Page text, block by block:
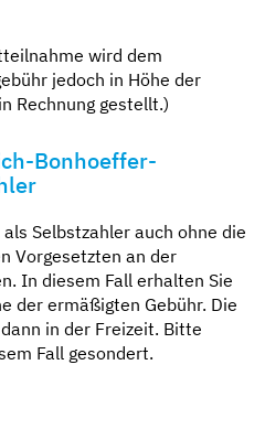
wird dem
jedoch in Höhe der
Rechnung gestellt.)
Bonhoeffer-
Selbstzahler auch ohne die
Vorgesetzten an der
In diesem Fall erhalten Sie
der ermäßigten Gebühr. Die
in der Freizeit. Bitte
Fall gesondert.